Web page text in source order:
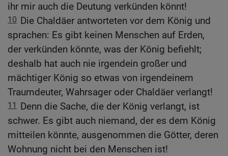
ihr mir auch die Deutung verkünden könnt!
10 Die Chaldäer antworteten vor dem König und
sprachen: Es gibt keinen Menschen auf Erden,
der verkünden könnte, was der König befiehlt;
deshalb hat auch nie irgendein großer und
mächtiger König so etwas von irgendeinem
Traumdeuter, Wahrsager oder Chaldäer verlangt!
11
Denn die Sache, die der König verlangt, ist
schwer. Es gibt auch niemand, der es dem König
mitteilen könnte, ausgenommen die Götter, deren
Wohnung nicht bei den Menschen ist!